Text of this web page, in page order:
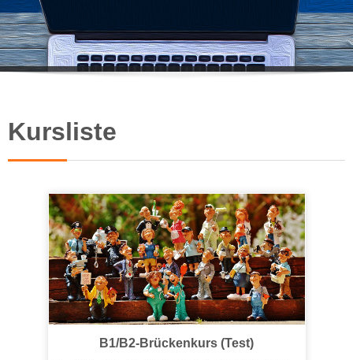
Kursliste
B1/B2-Brückenkurs (Test)